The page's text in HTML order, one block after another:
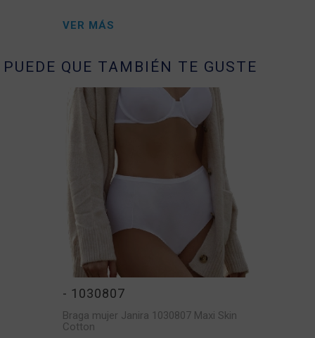
VER MÁS
PUEDE QUE TAMBIÉN TE GUSTE
- 1030807
Braga mujer Janira 1030807 Maxi Skin
Cotton